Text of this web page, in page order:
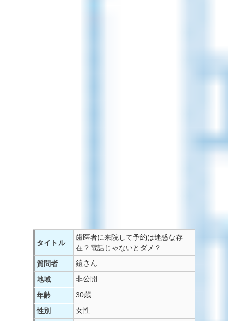
タイトル
歯医者に来院して予約は迷惑な存
在？電話じゃないとダメ？
質問者
鎧さん
地域
非公開
年齢
30歳
性別
女性